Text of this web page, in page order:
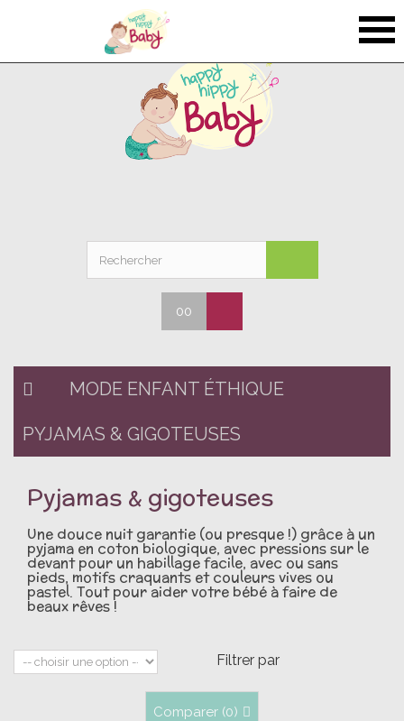
00
MODE ENFANT ÉTHIQUE
PYJAMAS & GIGOTEUSES
Pyjamas & gigoteuses
Une douce nuit garantie (ou presque !) grâce à un
pyjama en coton biologique, avec pressions sur le
devant pour un habillage facile, avec ou sans
pieds, motifs craquants et couleurs vives ou
pastel. Tout pour aider votre bébé à faire de
beaux rêves !
Filtrer par
Comparer (0)